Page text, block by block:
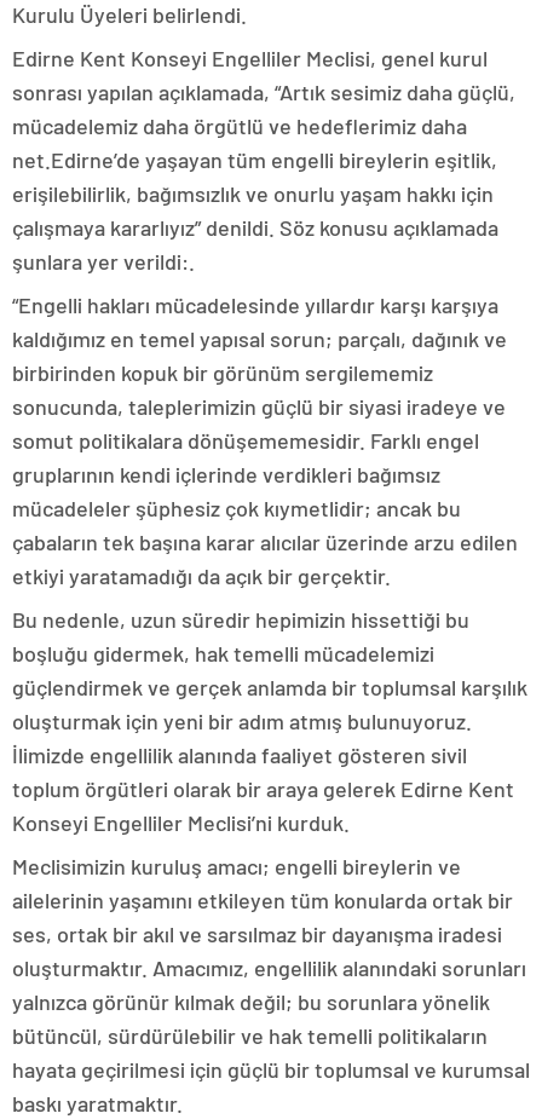
Kurulu Üyeleri belirlendi.
Edirne Kent Konseyi Engelliler Meclisi, genel kurul
sonrası yapılan açıklamada, “Artık sesimiz daha güçlü,
mücadelemiz daha örgütlü ve hedeflerimiz daha
net.Edirne’de yaşayan tüm engelli bireylerin eşitlik,
erişilebilirlik, bağımsızlık ve onurlu yaşam hakkı için
çalışmaya kararlıyız” denildi. Söz konusu açıklamada
şunlara yer verildi:.
“Engelli hakları mücadelesinde yıllardır karşı karşıya
kaldığımız en temel yapısal sorun; parçalı, dağınık ve
birbirinden kopuk bir görünüm sergilememiz
sonucunda, taleplerimizin güçlü bir siyasi iradeye ve
somut politikalara dönüşememesidir. Farklı engel
gruplarının kendi içlerinde verdikleri bağımsız
mücadeleler şüphesiz çok kıymetlidir; ancak bu
çabaların tek başına karar alıcılar üzerinde arzu edilen
etkiyi yaratamadığı da açık bir gerçektir.
Bu nedenle, uzun süredir hepimizin hissettiği bu
boşluğu gidermek, hak temelli mücadelemizi
güçlendirmek ve gerçek anlamda bir toplumsal karşılık
oluşturmak için yeni bir adım atmış bulunuyoruz.
İlimizde engellilik alanında faaliyet gösteren sivil
toplum örgütleri olarak bir araya gelerek Edirne Kent
Konseyi Engelliler Meclisi’ni kurduk.
Meclisimizin kuruluş amacı; engelli bireylerin ve
ailelerinin yaşamını etkileyen tüm konularda ortak bir
ses, ortak bir akıl ve sarsılmaz bir dayanışma iradesi
oluşturmaktır. Amacımız, engellilik alanındaki sorunları
yalnızca görünür kılmak değil; bu sorunlara yönelik
bütüncül, sürdürülebilir ve hak temelli politikaların
hayata geçirilmesi için güçlü bir toplumsal ve kurumsal
baskı yaratmaktır.